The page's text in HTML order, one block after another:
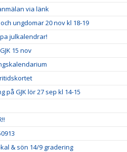
via länk
ungdomar 20 nov kl 18-19
julkalendrar!
15 nov
på GJK lör 27 sep kl 14-15
& sön 14/9 gradering